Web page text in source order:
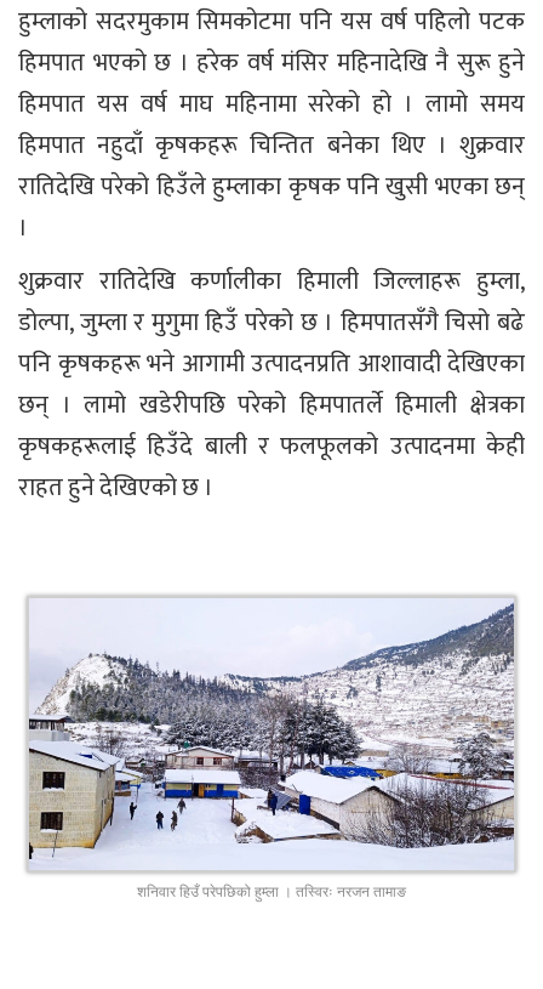
हुम्लाको सदरमुकाम सिमकोटमा पनि यस वर्ष पहिलो पटक
हिमपात भएको छ । हरेक वर्ष मंसिर महिनादेखि नै सुरू हुने
हिमपात यस वर्ष माघ महिनामा सरेको हो । लामो समय
हिमपात नहुदाँ कृषकहरू चिन्तित बनेका थिए । शुक्रवार
रातिदेखि परेको हिउँले हुम्लाका कृषक पनि खुसी भएका छन्
।
शुक्रवार रातिदेखि कर्णालीका हिमाली जिल्लाहरू हुम्ला,
डोल्पा, जुम्ला र मुगुमा हिउँ परेको छ । हिमपातसँगै चिसो बढे
पनि कृषकहरू भने आगामी उत्पादनप्रति आशावादी देखिएका
छन् । लामो खडेरीपछि परेको हिमपातर्ले हिमाली क्षेत्रका
कृषकहरूलाई हिउँदे बाली र फलफूलको उत्पादनमा केही
राहत हुने देखिएको छ ।
शनिवार हिउँ परेपछिको हुम्ला । तस्विरः नरजन तामाङ